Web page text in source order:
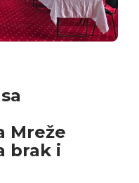
Mreže
brak i